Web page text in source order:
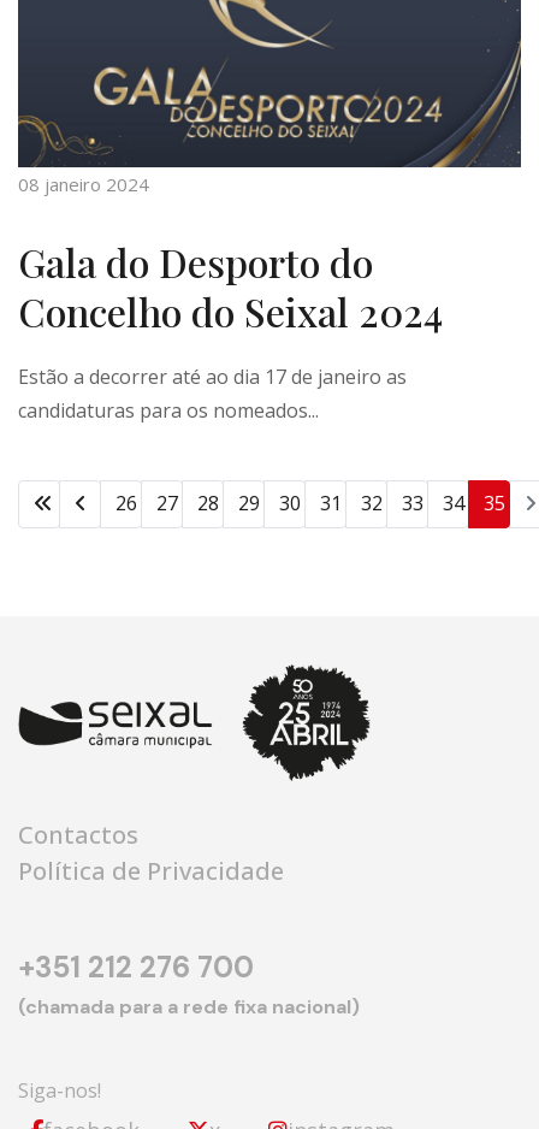
08 janeiro 2024
Gala do Desporto do
Concelho do Seixal 2024
Estão a decorrer até ao dia 17 de janeiro as
candidaturas para os nomeados...
26 27 28 29 30 31 32 33 34 35
Contactos
Política de Privacidade
+351 212 276 700
(chamada para a rede fixa nacional)
Siga-nos!